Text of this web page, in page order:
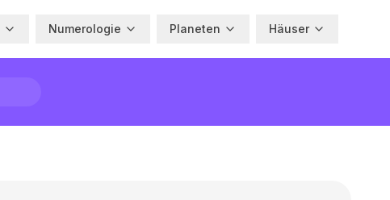
Numerologie Planeten Häuser